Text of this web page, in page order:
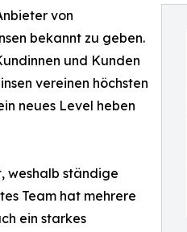
von
bekannt zu geben.
und Kunden
vereinen höchsten
neues Level heben
weshalb ständige
Team hat mehrere
ein starkes